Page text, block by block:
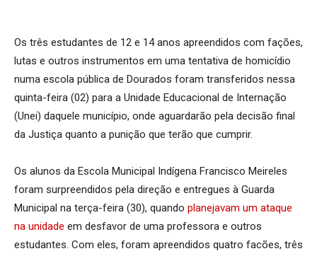
Os três estudantes de 12 e 14 anos apreendidos com fações,
lutas e outros instrumentos em uma tentativa de homicídio
numa escola pública de Dourados foram transferidos nessa
quinta-feira (02) para a Unidade Educacional de Internação
(Unei) daquele município, onde aguardarão pela decisão final
da Justiça quanto a punição que terão que cumprir.
Os alunos da Escola Municipal Indígena Francisco Meireles
foram surpreendidos pela direção e entregues à Guarda
Municipal na terça-feira (30), quando planejavam um ataque
na unidade em desfavor de uma professora e outros
estudantes. Com eles, foram apreendidos quatro facões, três